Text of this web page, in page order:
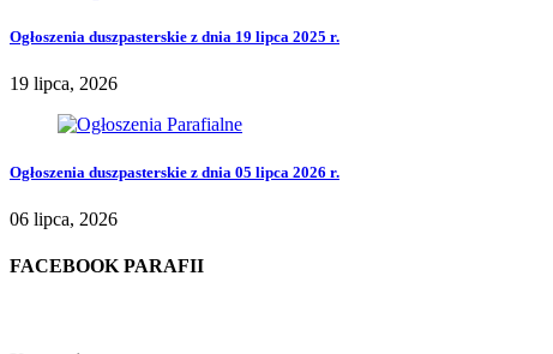
Ogłoszenia duszpasterskie z dnia 19 lipca 2025 r.
19 lipca, 2026
Ogłoszenia duszpasterskie z dnia 05 lipca 2026 r.
06 lipca, 2026
FACEBOOK PARAFII